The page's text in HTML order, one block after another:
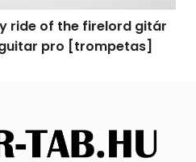
ride of the firelord gitár
pro [trompetas]